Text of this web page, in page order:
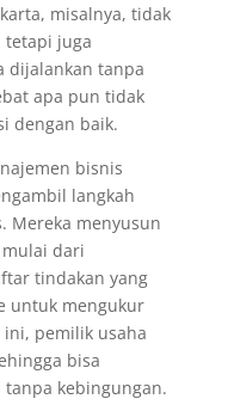
misalnya, tidak
tetapi juga
dijalankan tanpa
apa pun tidak
dengan baik.
bisnis
langkah
Mereka menyusun
mulai dari
tindakan yang
untuk mengukur
pemilik usaha
bisa
kebingungan.